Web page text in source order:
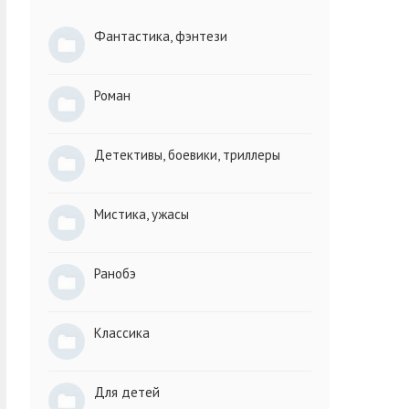
Фантастика, фэнтези
Роман
Детективы, боевики, триллеры
Мистика, ужасы
Ранобэ
Классика
Для детей